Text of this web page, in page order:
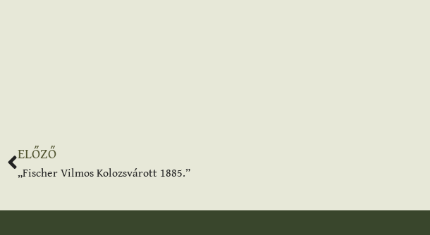
ELŐZŐ
„Fischer Vilmos Kolozsvárott 1885.”